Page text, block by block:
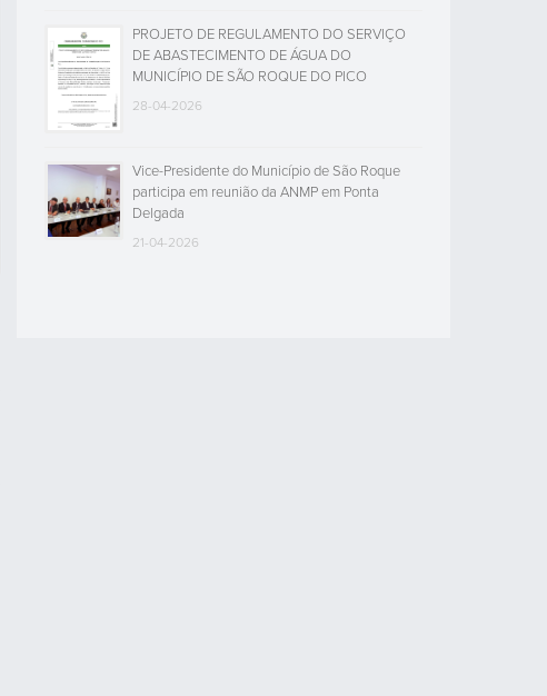
PROJETO DE REGULAMENTO DO SERVIÇO
DE ABASTECIMENTO DE ÁGUA DO
MUNICÍPIO DE SÃO ROQUE DO PICO
28-04-2026
Vice-Presidente do Município de São Roque
participa em reunião da ANMP em Ponta
Delgada
21-04-2026